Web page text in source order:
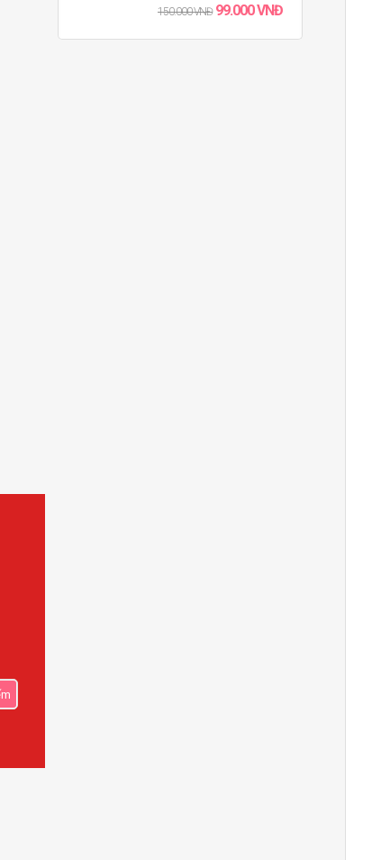
150.000VNĐ 99.000VNĐ